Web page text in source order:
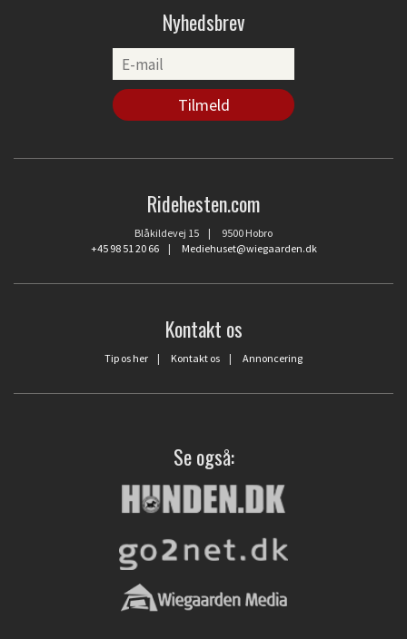
Nyhedsbrev
Ridehesten.com
Blåkildevej 15 | 9500 Hobro
+45 98 51 20 66| Mediehuset@wiegaarden.dk
Kontakt os
Tip os her | Kontakt os | Annoncering
Se også: